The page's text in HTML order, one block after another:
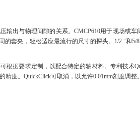
输出与物理间隙的关系。CMCP610用于现场或车
的套夹，轻松适应最流行的尺寸的探头。1/2 "和5/
根据要求定制，以配合特定的轴材料。专利技术
度。QuickClick可取消，以允许0.01mm刻度调整。